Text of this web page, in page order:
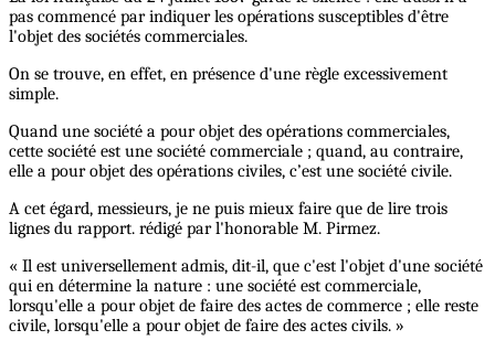
pas commencé par indiquer les opérations susceptibles d'être
l'objet des sociétés commerciales.
On se trouve, en effet, en présence d'une règle excessivement
simple.
Quand une société a pour objet des opérations commerciales,
cette société est une société commerciale ; quand, au contraire,
elle a pour objet des opérations civiles, c’est une société civile.
A cet égard, messieurs, je ne puis mieux faire que de lire trois
lignes du rapport. rédigé par l'honorable M. Pirmez.
« Il est universellement admis, dit-il, que c'est l'objet d'une société
qui en détermine la nature : une société est commerciale,
lorsqu'elle a pour objet de faire des actes de commerce ; elle reste
civile, lorsqu'elle a pour objet de faire des actes civils. »